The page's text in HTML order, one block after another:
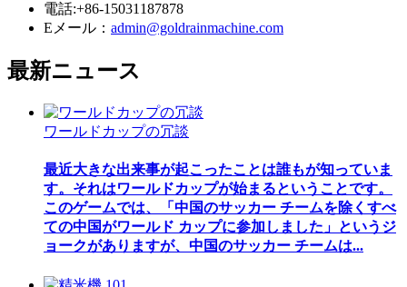
電話:+86-15031187878
Eメール： admin@goldrainmachine.com
最新ニュース
ワールドカップの冗談
最近大きな出来事が起こったことは誰もが知っていま
す。それはワールドカップが始まるということです。
このゲームでは、「中国のサッカー チームを除くすべ
ての中国がワールド カップに参加しました」というジ
ョークがありますが、中国のサッカー チームは...